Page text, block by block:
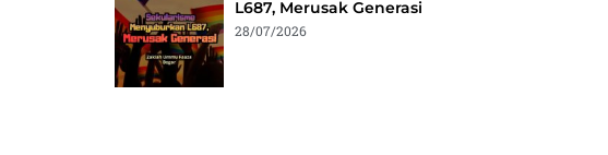
L687, Merusak Generasi
28/07/2026